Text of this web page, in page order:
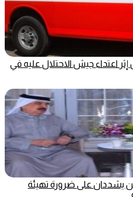
اعتداء جيش الاحتلال عليه في
يشددان على ضرورة تهيئة